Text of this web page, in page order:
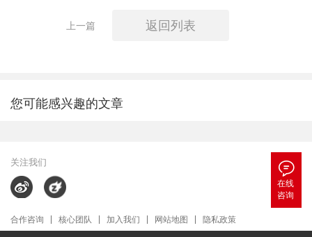
上一篇 返回列表
您可能感兴趣的文章
关注我们
合作咨询 核心团队 加入我们 网站地图 隐私政策

在线
咨询